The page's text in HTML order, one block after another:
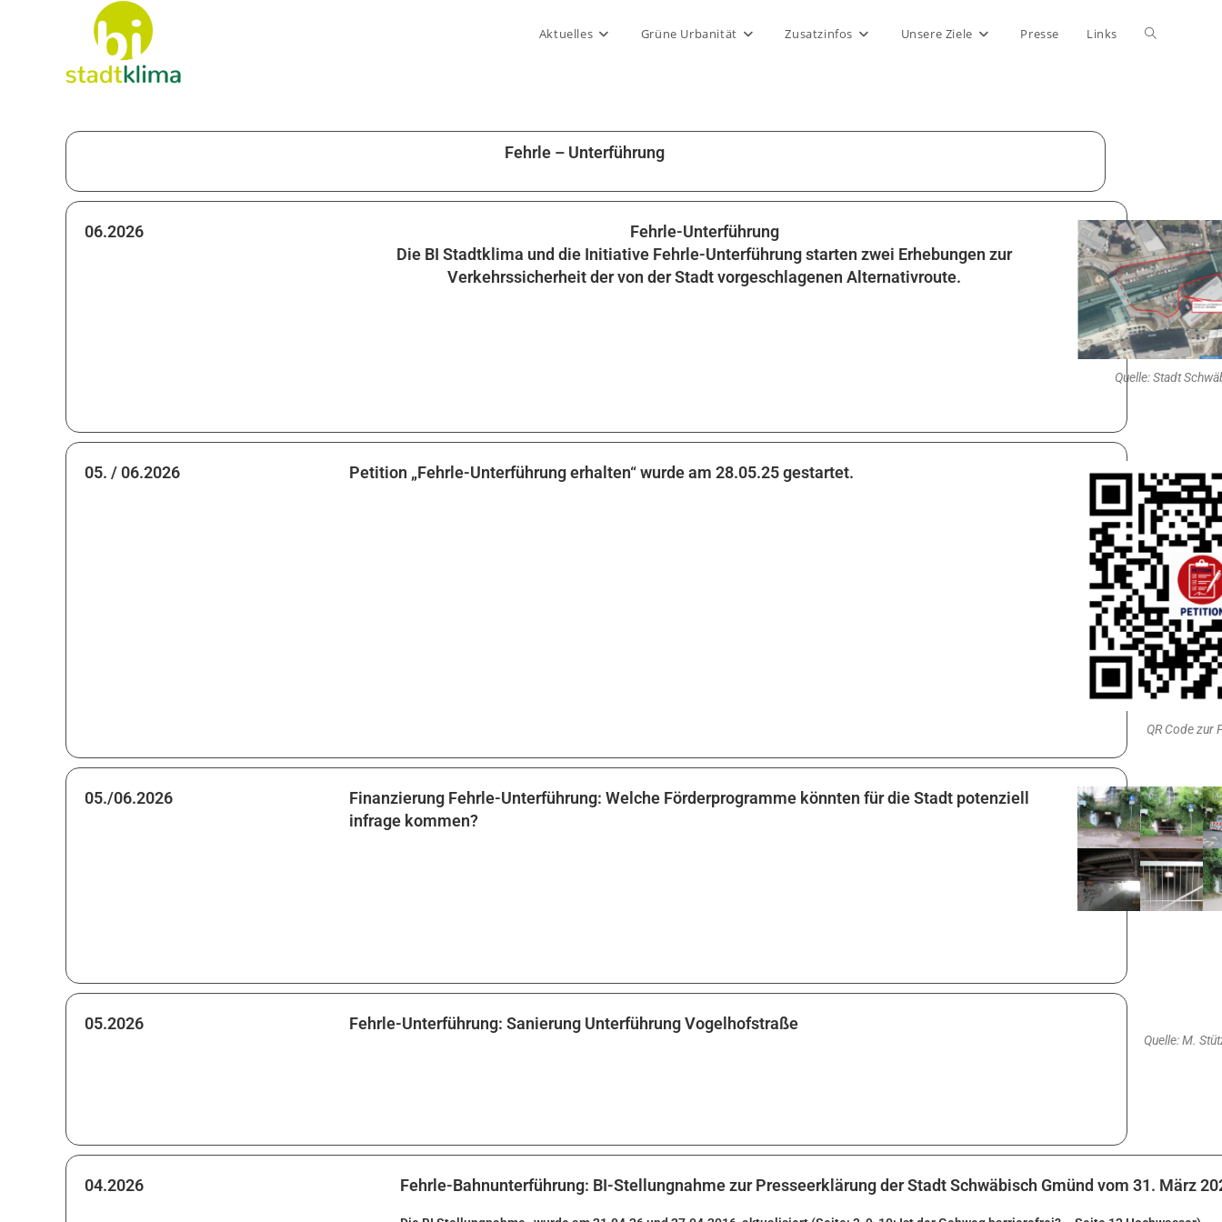
Aktuelles Grüne Urbanität Zusatzinfos Unsere Ziele Presse Links
Fehrle – Unterführung
06.2026
Fehrle-Unterführung
Die BI Stadtklima und die Initiative Fehrle-Unterführung starten zwei Erhebungen zur
Verkehrssicherheit der von der Stadt vorgeschlagenen Alternativroute.
Quelle: Stadt
05. / 06.2026 Petition „Fehrle-Unterführung erhalten“ wurde am 28.05.25 gestartet.
QR Code zur
05./06.2026
Finanzierung Fehrle-Unterführung: Welche Förderprogramme könnten für die Stadt potenziell
infrage kommen?
05.2026 Fehrle-Unterführung: Sanierung Unterführung Vogelhofstraße
Quelle: M.
04.2026 Fehrle-Bahnunterführung: BI-Stellungnahme zur Presseerklärung der Stadt Schwäbisch Gmünd vom 31. März